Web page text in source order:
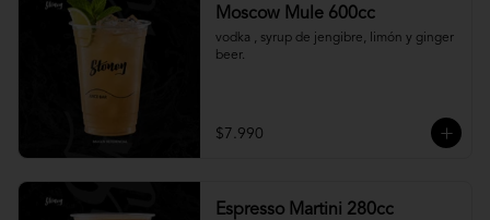
Moscow Mule 600cc
vodka , syrup de jengibre, limón y ginger
beer.
$7.990
Espresso Martini 280cc